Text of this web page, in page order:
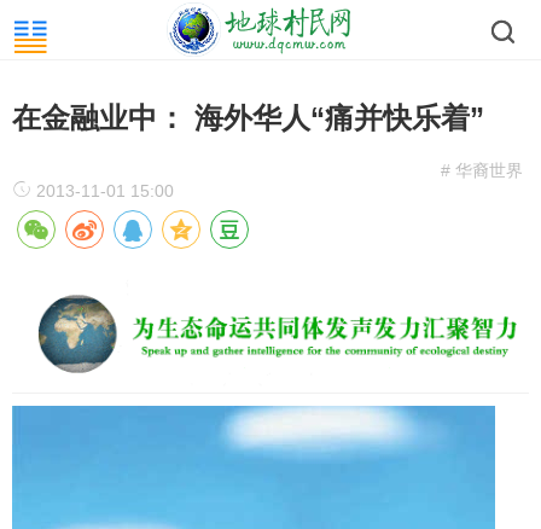
在金融业中： 海外华人“痛并快乐着”
# 华裔世界
2013-11-01 15:00